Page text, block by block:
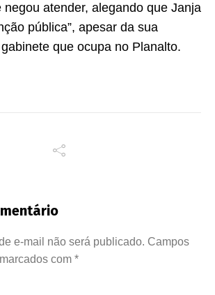
negou atender, alegando que Janja
pública”, apesar da sua
que ocupa no Planalto.
e-mail não será publicado. Campos
com *